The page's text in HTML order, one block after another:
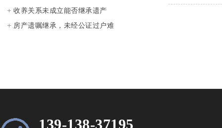
收养关系未成立能否继承遗产
房产遗嘱继承，未经公证过户难
139-138-37195